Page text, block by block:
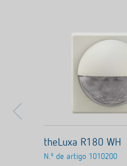
theLuxa R180 WH
N.º de artigo 1010200